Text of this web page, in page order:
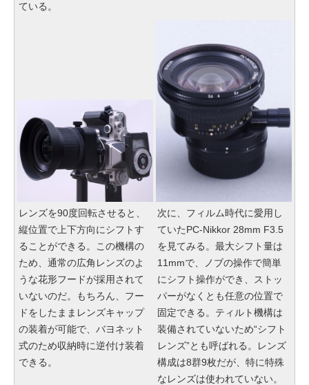
ている。
レンズを90度回転させると、
縦位置で上下方向にシフトす
ることができる。この機構の
ため、通常の広角レンズのよ
うな花形フードが採用されて
いないのだ。もちろん、フー
ドをしたままレンズキャップ
の装着が可能で、バヨネット
式のため収納時に逆付け装着
できる。
次に、フィルム時代に愛用し
ていたPC-Nikkor 28mm F3.5
を見てみる。最大シフト量は
11mmで、ノブの操作で簡単
にシフト操作ができ、ストッ
パーがなくとも任意の位置で
固定できる。ティルト機構は
装備されていないため“シフト
レンズ”とも呼ばれる。レンズ
構成は8群9枚だが、特に特殊
なレンズは使われていない。